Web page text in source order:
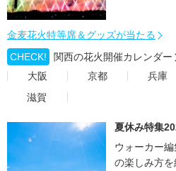
金麦花火特等席＆グッズが当たる
CHECK!
関西の花火開催カレンダー
大阪
京都 兵庫
滋賀
夏休み特集
ウォーカー
の楽しみ方